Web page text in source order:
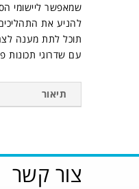
שמאפשר ליישומי
להניע את
תוכל לתת מענה
עם שדרוגי תכונות
תיאור
צור קשר